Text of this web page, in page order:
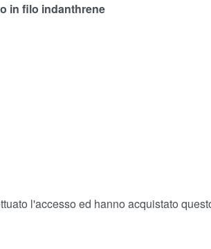
in filo indanthrene
l'accesso ed hanno acquistato